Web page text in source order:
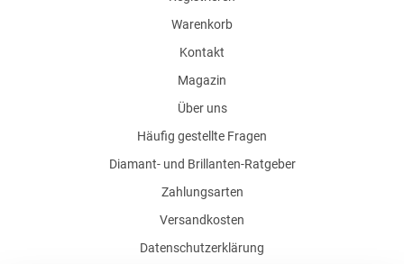
Warenkorb
Kontakt
Magazin
Über uns
Häufig gestellte Fragen
Diamant- und Brillanten-Ratgeber
Zahlungsarten
Versandkosten
Datenschutzerklärung